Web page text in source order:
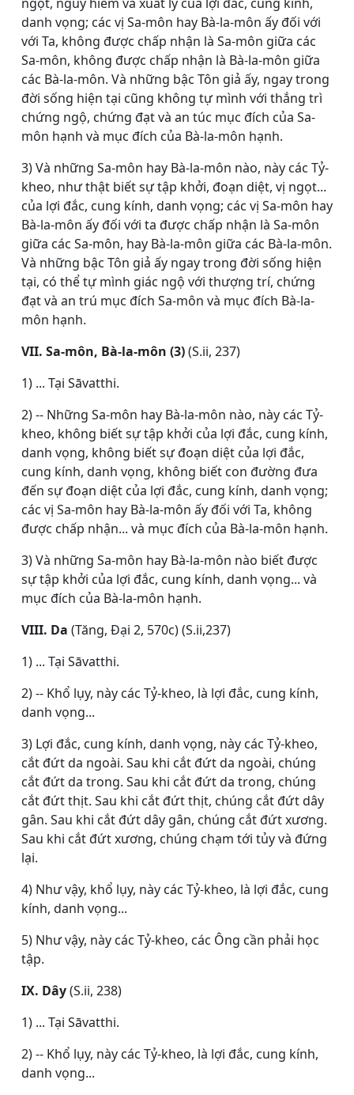
danh vọng; các vị Sa-môn hay Bà-la-môn ấy đối với
với Ta, không được chấp nhận là Sa-môn giữa các
Sa-môn, không được chấp nhận là Bà-la-môn giữa
các Bà-la-môn. Và những bậc Tôn giả ấy, ngay trong
đời sống hiện tại cũng không tự mình với thắng trì
chứng ngộ, chứng đạt và an túc mục đích của Sa-
môn hạnh và mục đích của Bà-la-môn hạnh.
3) Và những Sa-môn hay Bà-la-môn nào, này các Tỷ-
kheo, như thật biết sự tập khởi, đoạn diệt, vị ngọt...
của lợi đắc, cung kính, danh vọng; các vị Sa-môn hay
Bà-la-môn ấy đối với ta được chấp nhận là Sa-môn
giữa các Sa-môn, hay Bà-la-môn giữa các Bà-la-môn.
Và những bậc Tôn giả ấy ngay trong đời sống hiện
tại, có thể tự mình giác ngộ với thượng trí, chứng
đạt và an trú mục đích Sa-môn và mục đích Bà-la-
môn hạnh.
VII. Sa-môn, Bà-la-môn (3)(S.ii, 237)
1) ... Tại Sāvatthi.
2) -- Những Sa-môn hay Bà-la-môn nào, này các Tỷ-
kheo, không biết sự tập khởi của lợi đắc, cung kính,
danh vọng, không biết sự đoạn diệt của lợi đắc,
cung kính, danh vọng, không biết con đường đưa
đến sự đoạn diệt của lợi đắc, cung kính, danh vọng;
các vị Sa-môn hay Bà-la-môn ấy đối với Ta, không
được chấp nhận... và mục đích của Bà-la-môn hạnh.
3) Và những Sa-môn hay Bà-la-môn nào biết được
sự tập khởi của lợi đắc, cung kính, danh vọng... và
mục đích của Bà-la-môn hạnh.
VIII. Da (Tăng, Ðại 2, 570c) (S.ii,237)
1) ... Tại Sāvatthi.
2) -- Khổ lụy, này các Tỷ-kheo, là lợi đắc, cung kính,
danh vọng...
3) Lợi đắc, cung kính, danh vọng, này các Tỷ-kheo,
cắt đứt da ngoài. Sau khi cắt đứt da ngoài, chúng
cắt đứt da trong. Sau khi cắt đứt da trong, chúng
cắt đứt thịt. Sau khi cắt đứt thịt, chúng cắt đứt dây
gân. Sau khi cắt đứt dây gân, chúng cắt đứt xương.
Sau khi cắt đứt xương, chúng chạm tới tủy và đứng
lại.
4) Như vậy, khổ lụy, này các Tỷ-kheo, là lợi đắc, cung
kính, danh vọng...
5) Như vậy, này các Tỷ-kheo, các Ông cần phải học
tập.
IX. Dây(S.ii, 238)
1) ... Tại Sāvatthi.
2) -- Khổ lụy, này các Tỷ-kheo, là lợi đắc, cung kính,
danh vọng...